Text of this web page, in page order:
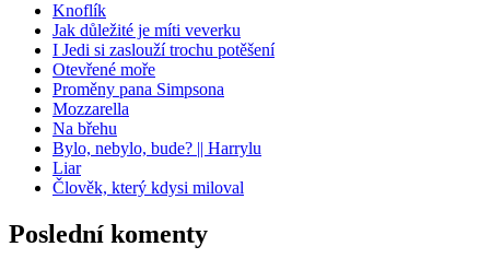
Knoflík
Jak důležité je míti veverku
I Jedi si zaslouží trochu potěšení
Otevřené moře
Proměny pana Simpsona
Mozzarella
Na břehu
Bylo, nebylo, bude? || Harrylu
Liar
Člověk, který kdysi miloval
Poslední komenty